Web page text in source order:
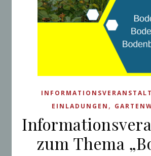
EINLADUNGEN ,
zum Thema